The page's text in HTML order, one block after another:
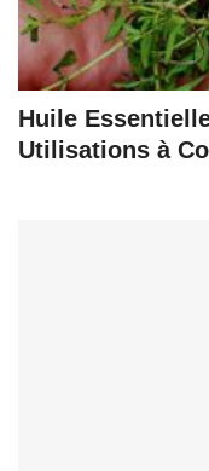
Huile
Utilisations à